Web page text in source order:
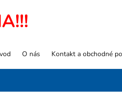
O nás Kontakt a obchodné